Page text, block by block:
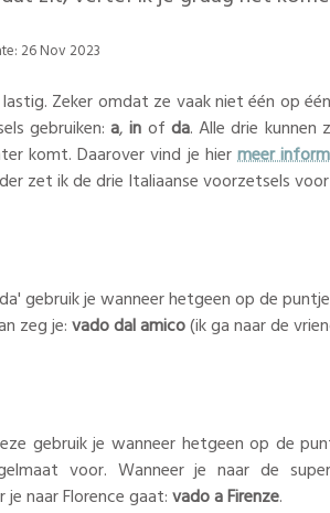
26 Nov 2023
Zeker omdat ze vaak niet één op
gebruiken:a,in of da. Alle drie kunnen
komt. Daarover vind je hiermeer
zet ik de drie Italiaanse voorzetsels
gebruik je wanneer hetgeen op de
zeg je:vado dal amico(ik ga naar de
gebruik je wanneer hetgeen op de
voor. Wanneer je naar de
je naar Florence gaat:vado a Firenze.